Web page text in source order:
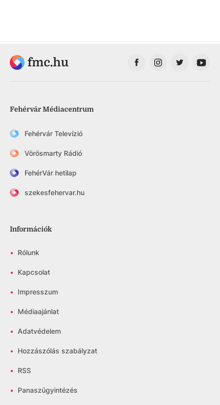
fmc.hu
Fehérvár Médiacentrum
Fehérvár Televízió
Vörösmarty Rádió
FehérVár hetilap
szekesfehervar.hu
Információk
• Rólunk
• Kapcsolat
• Impresszum
• Médiaajánlat
• Adatvédelem
• Hozzászólás szabályzat
• RSS
• Panaszügyintézés